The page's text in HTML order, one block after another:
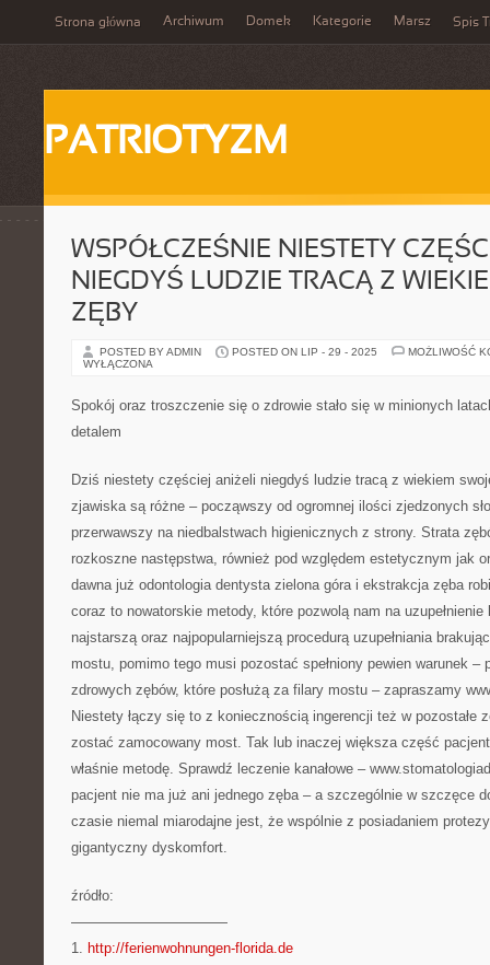
Strona główna Archiwum Domek Kategorie Marsz Spis
PATRIOTYZM
WSPÓŁCZEŚNIE NIESTETY
NIEGDYŚ LUDZIE TRACĄ Z
ZĘBY
POSTED BY ADMIN POSTED ON LIP - 29 - 2025
MOŻLIWOŚĆ
WYŁĄCZONA
Spokój oraz troszczenie się o zdrowie stało się w minionych
detalem
Dziś niestety częściej aniżeli niegdyś ludzie tracą z wiekiem
zjawiska są różne – począwszy od ogromnej ilości zjedzonych
przerwawszy na niedbalstwach higienicznych z strony. Strata
rozkoszne następstwa, również pod względem estetycznym jak
dawna już odontologia dentysta zielona góra i ekstrakcja zęba
coraz to nowatorskie metody, które pozwolą nam na
najstarszą oraz najpopularniejszą procedurą uzupełniania
mostu, pomimo tego musi pozostać spełniony pewien warunek –
zdrowych zębów, które posłużą za filary mostu – zapraszamy
Niestety łączy się to z koniecznością ingerencji też w pozostałe
zostać zamocowany most. Tak lub inaczej większa część
właśnie metodę. Sprawdź leczenie kanałowe –
pacjent nie ma już ani jednego zęba – a szczególnie w szczęce
czasie niemal miarodajne jest, że wspólnie z posiadaniem
gigantyczny dyskomfort.
źródło:
———————————
1. http://ferienwohnungen-florida.de